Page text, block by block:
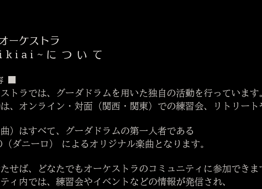
ーケストラ
について
■
トラでは、グーダドラムを用いた独自の活動を行っています
、オンライン・対面（関西・関東）での練習会、リトリート
）はすべて、グーダドラムの第一人者である
ダニーロ） によるオリジナル楽曲となります。
せば、どなたでもオーケストラのコミュニティに参加できま
ィ内では、練習会やイベントなどの情報が発信され、